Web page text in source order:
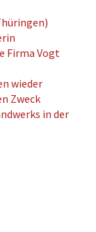
Firma Vogt
wieder
Zweck
in der